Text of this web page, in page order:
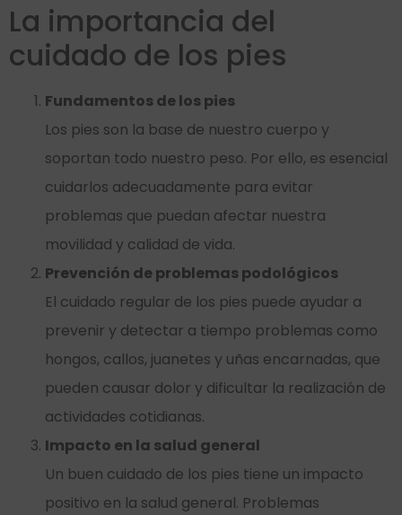
La importancia del
cuidado de los pies
Fundamentos de los pies
Los pies son la base de nuestro cuerpo y
soportan todo nuestro peso. Por ello, es esencial
cuidarlos adecuadamente para evitar
problemas que puedan afectar nuestra
movilidad y calidad de vida.
Prevención de problemas podológicos
El cuidado regular de los pies puede ayudar a
prevenir y detectar a tiempo problemas como
hongos, callos, juanetes y uñas encarnadas, que
pueden causar dolor y dificultar la realización de
actividades cotidianas.
Impacto en la salud general
Un buen cuidado de los pies tiene un impacto
positivo en la salud general. Problemas